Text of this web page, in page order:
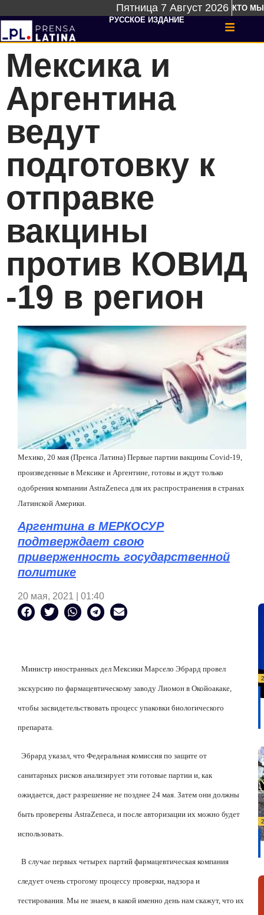
Пятница 7 Август 2026 КТО МЫ
РУССКОЕ ИЗДАНИЕ
Мексика и
Аргентина
ведут
подготовку к
отправке
вакцины
против КОВИД
-19 в регион
Мехико, 20 мая (Пренса Латина) Первые партии вакцины Covid-19,
произведенные в Мексике и Аргентине, готовы и ждут только
одобрения компании AstraZeneca для их распространения в странах
Латинской Америки.
Аргентина в МЕРКОСУР
подтверждает свою
приверженность государственной
политике
20 мая, 2021 | 01:40
Министр иностранных дел Мексики Марсело Эбрард провел
экскурсию по фармацевтическому заводу Лиомон в Окойоакаке,
чтобы засвидетельствовать процесс упаковки биологического
препарата.
Эбрард указал, что Федеральная комиссия по защите от
санитарных рисков анализирует эти готовые партии и, как
ожидается, даст разрешение не позднее 24 мая. Затем они должны
быть проверены AstraZeneca, и после авторизации их можно будет
использовать.
В случае первых четырех партий фармацевтическая компания
следует очень строгому процессу проверки, надзора и
тестирования. Мы не знаем, в какой именно день нам скажут, что их